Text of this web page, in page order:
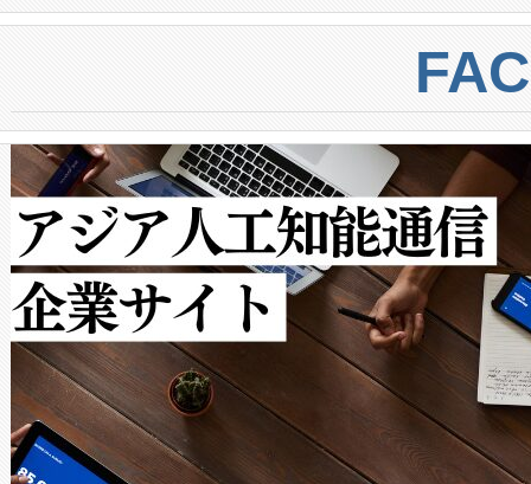
centers. Voltaiqは、ai&のAI
からシステム統合、試運転、
クルの各段階のデータを監視
[…]
ートル先まで検出でき、これ
トに対して約600メートルに
では、反射率10％のターゲッ
で向上し、最大検知距離は
ットだけで最大1キロメート
ルの変電所周囲を監視でき、
作業と点群処理を簡素化でき
Avia 2は、2種類のFOVオプシ
× 80°のノーマルモード、長
ードを切り替えて使用するこ